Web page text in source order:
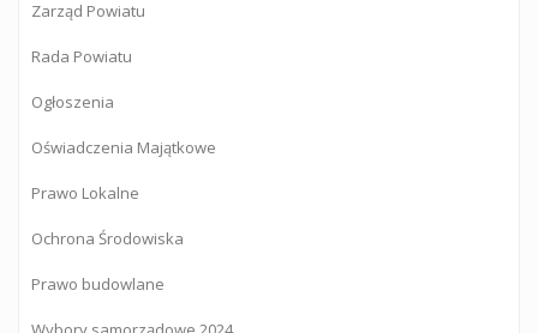
Zarząd Powiatu
Rada Powiatu
Ogłoszenia
Oświadczenia Majątkowe
Prawo Lokalne
Ochrona Środowiska
Prawo budowlane